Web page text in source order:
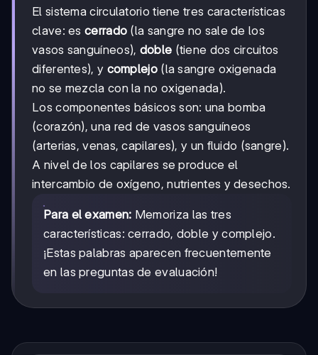
El sistema circulatorio tiene tres características
clave: es cerrado (la sangre no sale de los
vasos sanguíneos), doble (tiene dos circuitos
diferentes), y complejo(la sangre oxigenada
no se mezcla con la no oxigenada).
Los componentes básicos son: una bomba
(corazón), una red de vasos sanguíneos
(arterias, venas, capilares), y un fluido (sangre).
A nivel de los capilares se produce el
intercambio de oxígeno, nutrientes y desechos.
Para el examen: Memoriza las tres
características: cerrado, doble y complejo.
¡Estas palabras aparecen frecuentemente
en las preguntas de evaluación!